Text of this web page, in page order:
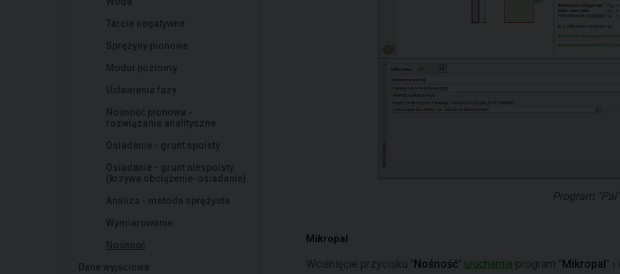
Tarcie negatywne
Sprężyny pionowe
Moduł poziomy
Ustawienia fazy
Nośność pionowa -
rozwiązanie analityczne
Osiadanie - grunt spoisty
Osiadanie - grunt niespoisty
(krzywa obciążenie-osiadanie)
Analiza - metoda sprężysta
Wymiarowanie
Nośność
Dane wyjściowe
Program "Pal"
Mikropal
Wciśnięcie przycisku "Nośność" uruchamia program "Mikropal" i